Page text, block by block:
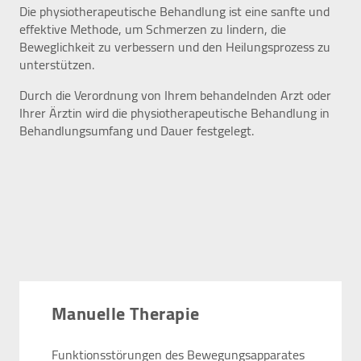
Die physiotherapeutische Behandlung ist eine sanfte und
effektive Methode, um Schmerzen zu lindern, die
Beweglichkeit zu verbessern und den Heilungsprozess zu
unterstützen.
Durch die Verordnung von Ihrem behandelnden Arzt oder
Ihrer Ärztin wird die physiotherapeutische Behandlung in
Behandlungsumfang und Dauer festgelegt.
Manuelle Therapie
Funktionsstörungen des Bewegungsapparates
werden IP-Adressen und Verkehrsdaten auch an
Google-Server in den USA übertragen.
Cookie Laufzeit:
2 Jahre
EXTERNE MEDIEN
Vimeo